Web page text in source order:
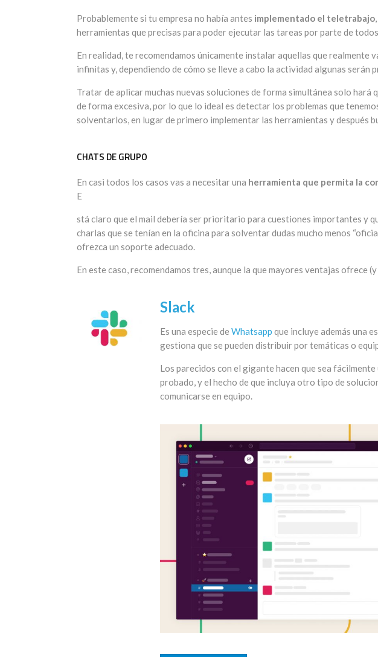
Probablemente si tu empresa no había antes implementado el teletrabajo
herramientas que precisas para poder ejecutar las tareas por parte de
En realidad, te recomendamos únicamente instalar aquellas que realmente
infinitas y, dependiendo de cómo se lleve a cabo la actividad algunas serán
Tratar de aplicar muchas nuevas soluciones de forma simultánea solo hará
de forma excesiva, por lo que lo ideal es detectar los problemas que
solventarlos, en lugar de primero implementar las herramientas y después
CHATS DE GRUPO
En casi todos los casos vas a necesitar una herramienta que permita la
E
stá claro que el mail debería ser prioritario para cuestiones importantes y
charlas que se tenían en la oficina para solventar dudas mucho menos
ofrezca un soporte adecuado.
En este caso, recomendamos tres, aunque la que mayores ventajas ofrece
Slack
Es una especie de Whatsapp que incluye además una
gestiona que se pueden distribuir por temáticas o
Los parecidos con el gigante hacen que sea
probado, y el hecho de que incluya otro tipo de
comunicarse en equipo.